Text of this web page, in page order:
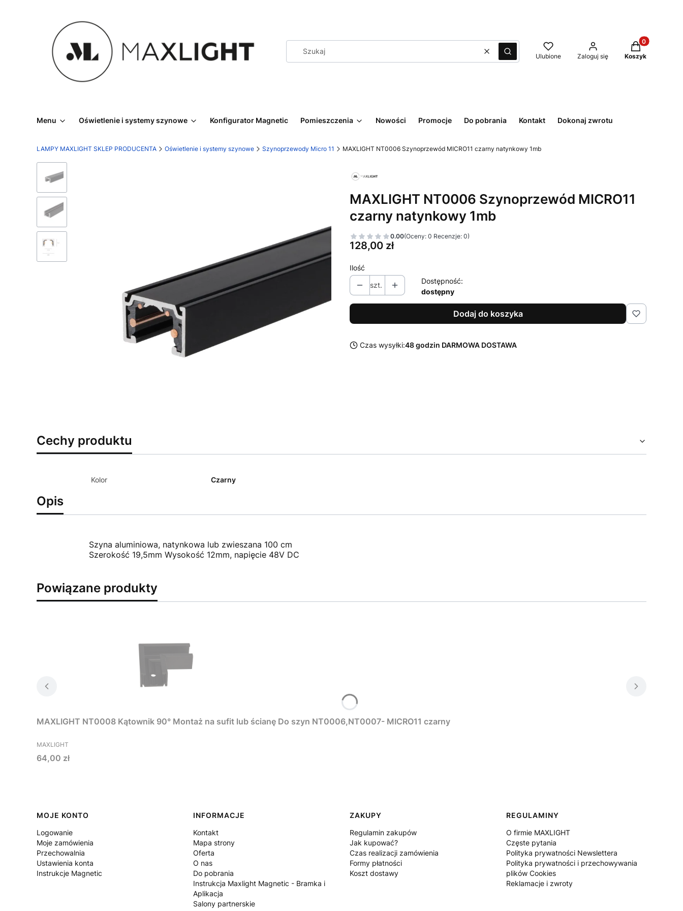
WyczyśćSzukaj Ulubione Zaloguj się
Produkty w
Koszyk
Menu Oświetlenie i systemy szynowe Konfigurator Magnetic Pomieszczenia Nowości Promocje Do pobrania Kontakt Dokonaj zwrotu
LAMPY MAXLIGHT SKLEP PRODUCENTA Oświetlenie i systemy szynowe Szynoprzewody Micro 11 MAXLIGHT NT0006 Szynoprzewód MICRO11 czarny natynkowy 1mb
MAXLIGHT NT0006 Szynoprzewód MICRO11
czarny natynkowy 1mb
0.00(Oceny: 0 Recenzje: 0)
Cena
128,00 zł
Ilość
szt.
Dostępność:
dostępny
Dodaj do koszyka
Czas wysyłki:48 godzin DARMOWA DOSTAWA
Cechy produktu
Kolor Czarny
Opis
Szyna aluminiowa, natynkowa lub zwieszana 100 cm
Szerokość 19,5mm Wysokość 12mm, napięcie 48V DC
Powiązane produkty
MAXLIGHT NT0008 Kątownik 90° Montaż na sufit lub ścianę Do szyn NT0006,NT0007- MICRO11 czarny
PRODUCENT
MAXLIGHT
Cena
64,00 zł
Linki w stopce
MOJE KONTO
Logowanie
Moje zamówienia
Przechowalnia
Ustawienia konta
Instrukcje Magnetic
INFORMACJE
Kontakt
Mapa strony
Oferta
O nas
Do pobrania
Instrukcja Maxlight Magnetic - Bramka i
Aplikacja
Salony partnerskie
ZAKUPY
Regulamin zakupów
Jak kupować?
Czas realizacji zamówienia
Formy płatności
Koszt dostawy
REGULAMINY
O firmie MAXLIGHT
Częste pytania
Polityka prywatności Newslettera
Polityka prywatności i przechowywania
plików Cookies
Reklamacje i zwroty